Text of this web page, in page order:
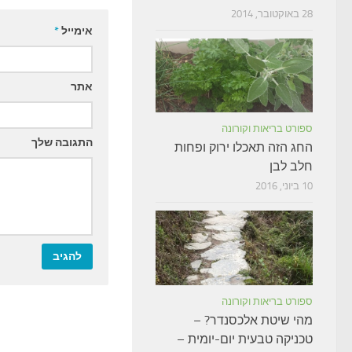
אימייל*
אתר
התגובה שלך
28 באוקטובר, 2014
ספורט בריאות וקורונה
החג הזה תאכלו ירוק ופחות
חלב לבן
10 ביוני, 2016
ספורט בריאות וקורונה
מהי שיטת אלכסנדר? –
טכניקה טבעית יום-יומית –